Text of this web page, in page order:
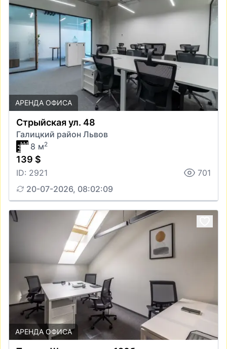
АРЕНДА ОФИСА
Стрыйская ул. 48
Галицкий район Львов
8 м2
139 $
ID: 2921
701
20-07-2026, 08:02:09
АРЕНДА ОФИСА